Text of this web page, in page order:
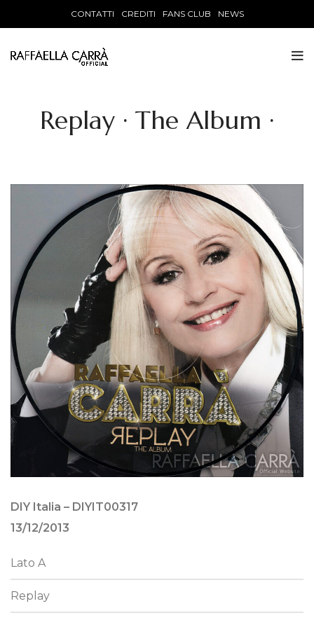
CONTATTI CREDITI FANS CLUB NEWS
Replay · The Album ·
DIY Italia – DIYIT00317
13/12/2013
Lato A
Replay